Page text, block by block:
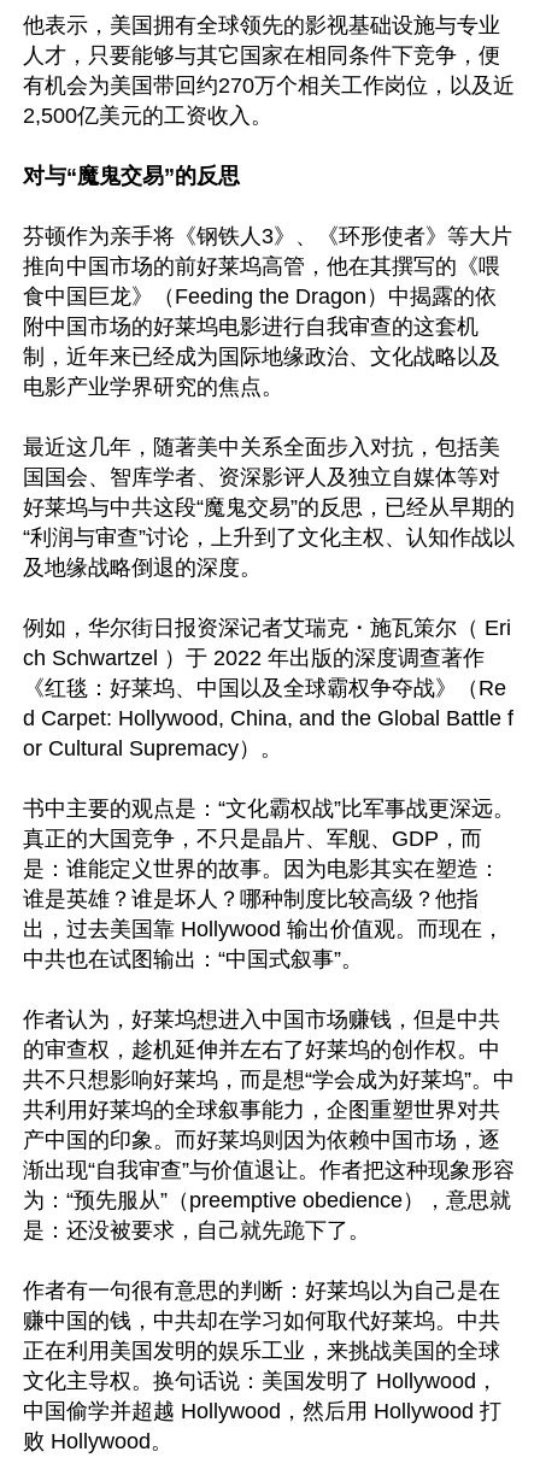
他表示，美国拥有全球领先的影视基础设施与专业
人才，只要能够与其它国家在相同条件下竞争，便
有机会为美国带回约270万个相关工作岗位，以及近
2,500亿美元的工资收入。
对与“魔鬼交易”的反思
芬顿作为亲手将《钢铁人3》、《环形使者》等大片
推向中国市场的前好莱坞高管，他在其撰写的《喂
食中国巨龙》（Feeding the Dragon）中揭露的依
附中国市场的好莱坞电影进行自我审查的这套机
制，近年来已经成为国际地缘政治、文化战略以及
电影产业学界研究的焦点。
最近这几年，随著美中关系全面步入对抗，包括美
国国会、智库学者、资深影评人及独立自媒体等对
好莱坞与中共这段“魔鬼交易”的反思，已经从早期的
“利润与审查”讨论，上升到了文化主权、认知作战以
及地缘战略倒退的深度。
例如，华尔街日报资深记者艾瑞克・施瓦策尔（ Eri
ch Schwartzel ）于 2022 年出版的深度调查著作
《红毯：好莱坞、中国以及全球霸权争夺战》（Re
d Carpet: Hollywood, China, and the Global Battle f
or Cultural Supremacy）。
书中主要的观点是：“文化霸权战”比军事战更深远。
真正的大国竞争，不只是晶片、军舰、GDP，而
是：谁能定义世界的故事。因为电影其实在塑造：
谁是英雄？谁是坏人？哪种制度比较高级？他指
出，过去美国靠 Hollywood 输出价值观。而现在，
中共也在试图输出：“中国式叙事”。
作者认为，好莱坞想进入中国市场赚钱，但是中共
的审查权，趁机延伸并左右了好莱坞的创作权。中
共不只想影响好莱坞，而是想“学会成为好莱坞”。中
共利用好莱坞的全球叙事能力，企图重塑世界对共
产中国的印象。而好莱坞则因为依赖中国市场，逐
渐出现“自我审查”与价值退让。作者把这种现象形容
为：“预先服从”（preemptive obedience），意思就
是：还没被要求，自己就先跪下了。
作者有一句很有意思的判断：好莱坞以为自己是在
赚中国的钱，中共却在学习如何取代好莱坞。中共
正在利用美国发明的娱乐工业，来挑战美国的全球
文化主导权。换句话说：美国发明了 Hollywood，
中国偷学并超越 Hollywood，然后用 Hollywood 打
败 Hollywood。